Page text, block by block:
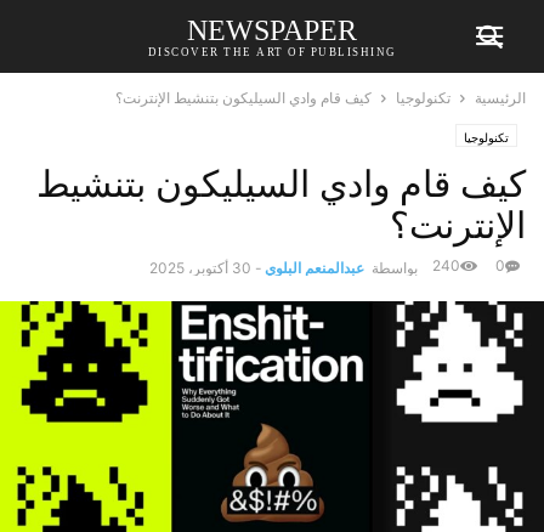
NEWSPAPER
DISCOVER THE ART OF PUBLISHING
الرئيسية تكنولوجيا كيف قام وادي السيليكون بتنشيط الإنترنت؟
تكنولوجيا
كيف قام وادي السيليكون بتنشيط
الإنترنت؟
بواسطة عبدالمنعم البلوي - 30 أكتوبر، 2025 0
240